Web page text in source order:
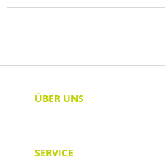
ÜBER UNS
SERVICE